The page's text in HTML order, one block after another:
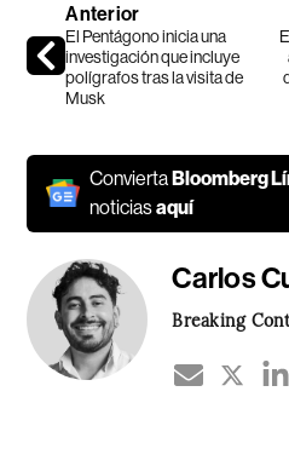
Anterior
El Pentágono inicia una
investigación que incluye
polígrafos tras la visita de
Musk
ConviertaBloomberg
noticiasaquí
Carlos
Breaking